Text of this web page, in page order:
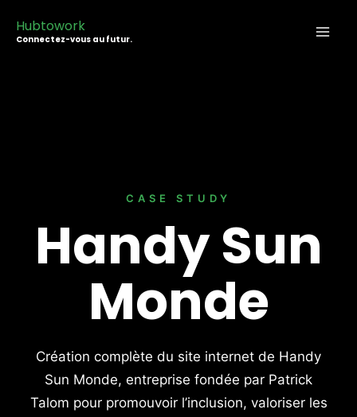
auHubtowork
Connectez-vous au futur.
CASE STUDY
Handy Sun
Monde
Création complète du site internet de Handy
Sun Monde, entreprise fondée par Patrick
Talom pour promouvoir l’inclusion, valoriser les